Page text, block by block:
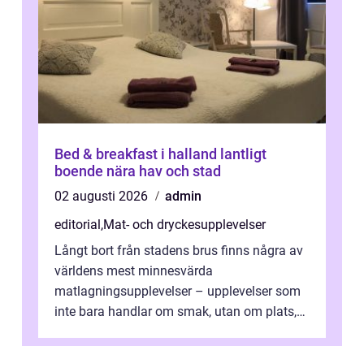
Bed & breakfast i halland lantligt
boende nära hav och stad
02 augusti 2026
admin
editorial ,Mat- och dryckesupplevelser
Långt bort från stadens brus finns några av
världens mest minnesvärda
matlagningsupplevelser – upplevelser som
inte bara handlar om smak, utan om plats,